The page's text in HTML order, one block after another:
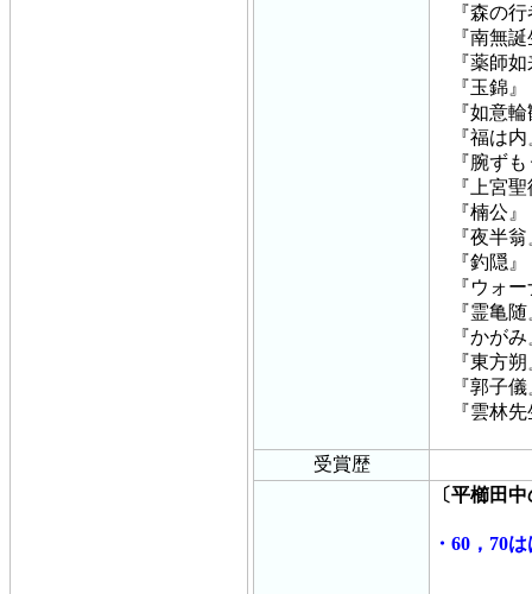
『森の行
『南無誕
『薬師如
『玉錦』
『如意輪
『福は内
『腕ずも
『上宮聖
『楠公』
『夜半翁
『釣隠』
『ウォー
『霊亀随
『かがみ
『東方朔
『郭子儀
『雲林先
受賞歴
〔平櫛田
・60，70